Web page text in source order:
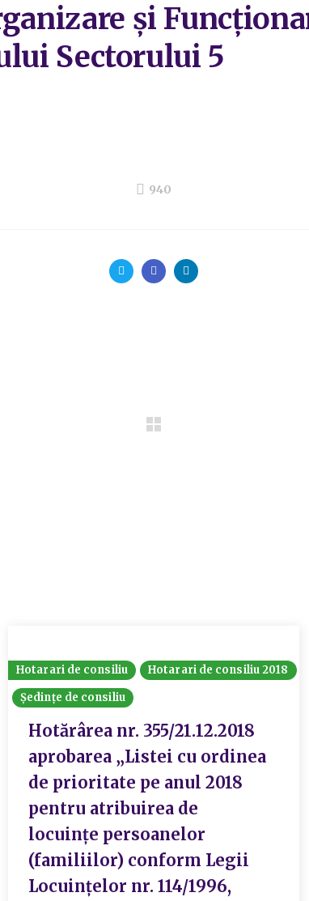
și
Sectorului 5
940
Hotarari de consiliu
Hotarari de consiliu 2018
Ședințe de consiliu
Hotărârea nr. 355/21.12.2018
aprobarea „Listei cu ordinea
de prioritate pe anul 2018
pentru atribuirea de
locuințe persoanelor
(familiilor) conform Legii
Locuințelor nr. 114/1996,